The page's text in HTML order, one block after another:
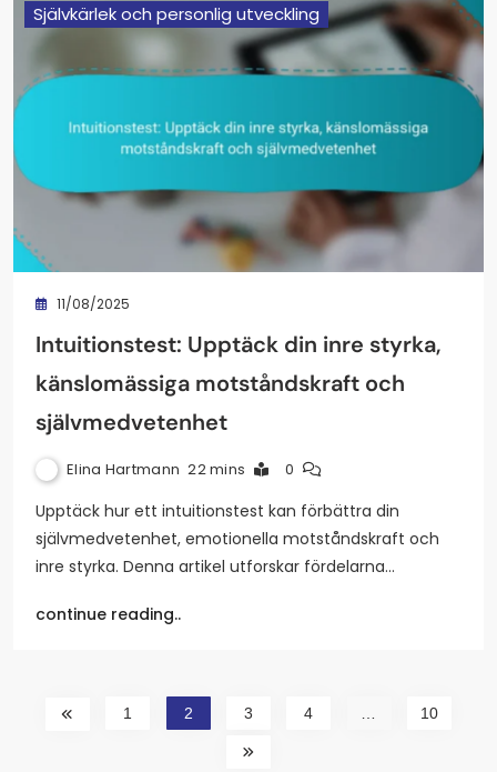
Självkärlek och personlig utveckling
11/08/2025
Intuitionstest: Upptäck din inre styrka,
känslomässiga motståndskraft och
självmedvetenhet
Elina Hartmann 22 mins 0
Upptäck hur ett intuitionstest kan förbättra din
självmedvetenhet, emotionella motståndskraft och
inre styrka. Denna artikel utforskar fördelarna…
continue reading..
1 2 3 4 10